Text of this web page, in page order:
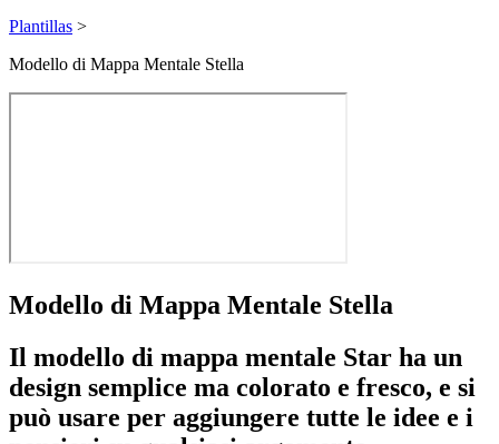
Plantillas >
Modello di Mappa Mentale Stella
Modello di Mappa Mentale Stella
Il modello di mappa mentale Star ha un
design semplice ma colorato e fresco, e si
può usare per aggiungere tutte le idee e i